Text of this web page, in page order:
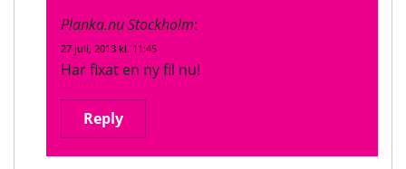
Planka.nu Stockholm:
27 juli, 2013 kl. 11:45
Har fixat en ny fil nu!
Reply